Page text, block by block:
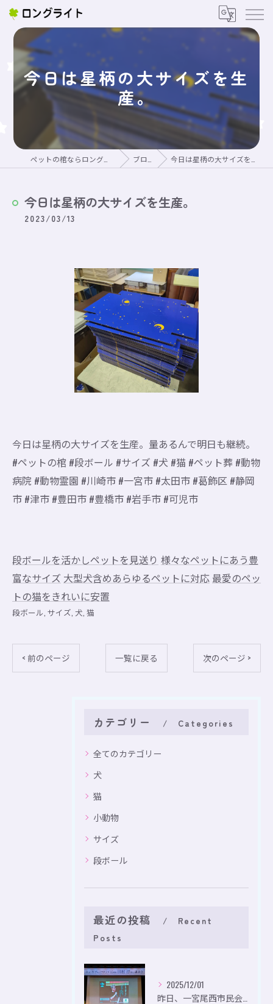
今日は星柄の大サイズを生
産。
ブログ 今日は星柄の大サイズを生産。
今日は星柄の大サイズを生産。
2023/03/13
今日は星柄の大サイズを生産。量あるんで明日も継続。
#ペットの棺 #段ボール #サイズ #犬 #猫 #ペット葬 #動物
病院 #動物霊園 #川崎市 #一宮市 #太田市 #葛飾区 #静岡
市 #津市 #豊田市 #豊橋市 #岩手市 #可児市
段ボールを活かしペットを見送り 様々なペットにあう豊
富なサイズ 大型犬含めあらゆるペットに対応 最愛のペッ
トの猫をきれいに安置
段ボール サイズ 犬 猫
< 前のページ 一覧に戻る 次のページ >
カテゴリー Categories
全てのカテゴリー
犬
猫
小動物
サイズ
段ボール
最近の投稿
Recent
Posts
2025/12/01